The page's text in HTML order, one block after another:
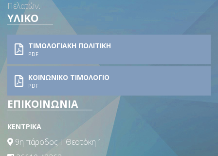
Πελατών.
ΥΛΙΚΟ
ΤΙΜΟΛΟΓΙΑΚΗ ΠΟΛΙΤΙΚΗ
PDF
ΚΟΙΝΩΝΙΚΟ ΤΙΜΟΛΟΓΙΟ
PDF
ΕΠΙΚΟΙΝΩΝΙΑ
ΚΕΝΤΡΙΚΑ
9η πάροδος Ι. Θεοτόκη 1